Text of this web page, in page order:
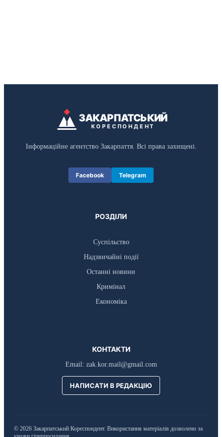
ЗАКАРПАТСЬКИЙ
КОРЕСПОНДЕНТ
Інформаційне агентство Закарпаття. Всі права захищені.
Facebook Telegram
РОЗДІЛИ
Суспільство
Надзвичайні події
Останні новини
Кримінал
Економіка
КОНТАКТИ
Email: zak.kor.mail@gmail.com
НАПИСАТИ В РЕДАКЦІЮ
© 2026 Закарпатський Кореспондент. Використання матеріалів дозволено за